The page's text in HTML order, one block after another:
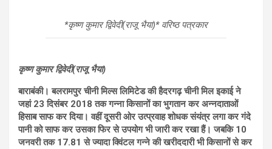
*कृष्ण कुमार द्विवेदी(राजू भैया)* वरिष्ठ पत्रकार
कृष्ण कुमार द्विवेदी(राजू भैया)
बाराबंकी। बलरामपुर चीनी मिल्स लिमिटेड की हैदरगढ़ चीनी मिल इकाई ने
जहां 23 दिसंबर 2018 तक गन्ना किसानों का भुगतान कर अन्नदाताओं
हिसाब साफ कर दिया। वहीं दूसरी ओर उत्प्रवाह शोधक संयंत्र लगा कर गंदे
पानी को साफ कर उसका फिर से उपयोग भी जारी कर रखा हैं। जबकि 10
जनवरी तक 17.81 से ज्यादा क्विंटल गन्ने की खरीददारी भी किसानों से कर